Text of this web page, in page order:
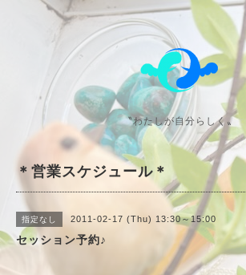
〝わたしが自分らしく〟
＊営業スケジュール＊
指定なし 2011-02-17 (Thu) 13:30～15:00
セッション予約♪